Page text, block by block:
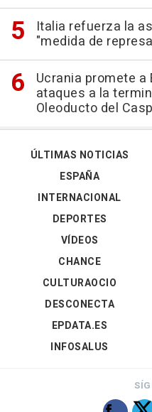
Italia refuerza la
"medida de
Ucrania promete a
ataques a la
Oleoducto del
ÚLTIMAS NOTICIAS
ESPAÑA
INTERNACIONAL
DEPORTES
VÍDEOS
CHANCE
CULTURAOCIO
DESCONECTA
EPDATA.ES
INFOSALUS